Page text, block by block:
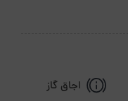
اجاق گاز